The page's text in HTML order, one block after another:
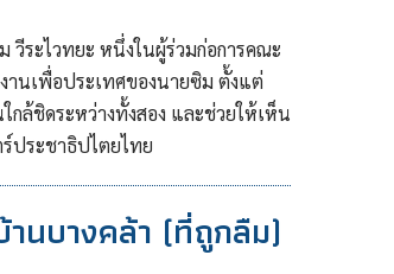
ระไวทยะ หนึ่งในผู้ร่วมก่อการคณะ
านเพื่อประเทศของนายซิม ตั้งแต่
ล้ชิดระหว่างทั้งสอง และช่วยให้เห็น
ประชาธิปไตยไทย
นบางคล้า (ที่ถูกลืม)